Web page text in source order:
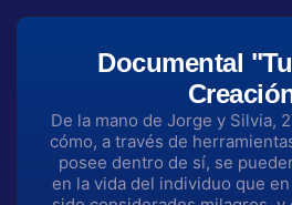
Documental
De la mano de Jorge y Silvia,
cómo, a través de
posee dentro de sí, se
en la vida del individuo que